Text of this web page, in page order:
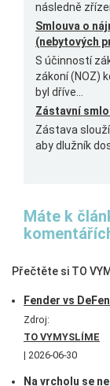
následně
Smlouva o
(nebytových
S účinností
zákoní (NOZ)
byl dříve...
Zástavní
Zástava
aby dlužník
Máte k
Přečtěte si TO
Fender vs
Zdroj:
TO VYMYSLÍME
2026-06-30
Na vrcholu se